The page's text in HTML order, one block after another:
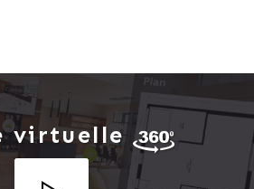
WC indépendant ainsi qu'une
douche à l'italienne sont
à ce niveau.
dessert trois chambres, dont
muraux sur mesure, tandis
virtuelle